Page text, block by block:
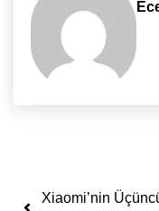
Yazı
Xiaomi’nin